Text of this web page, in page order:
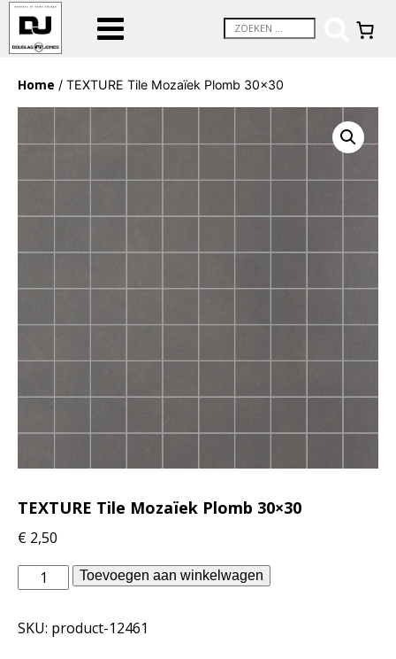
Home / TEXTURE Tile Mozaïek Plomb 30×30
TEXTURE Tile Mozaïek Plomb 30×30
€ 2,50
Piet
Boon
-
Toevoegen aan winkelwagen
SKU: product-12461